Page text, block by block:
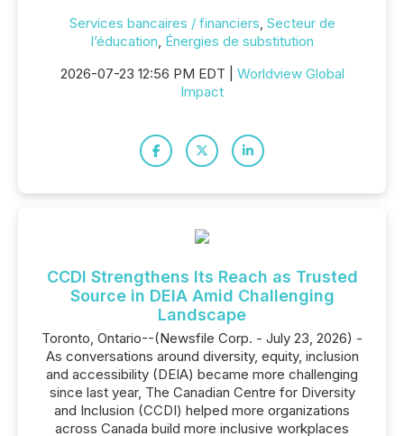
Services bancaires / financiers, Secteur de
l’éducation, Énergies de substitution
2026-07-23 12:56 PM EDT | Worldview Global
Impact
CCDI Strengthens Its Reach as Trusted
Source in DEIA Amid Challenging
Landscape
Toronto, Ontario--(Newsfile Corp. - July 23, 2026) -
As conversations around diversity, equity, inclusion
and accessibility (DEIA) became more challenging
since last year, The Canadian Centre for Diversity
and Inclusion (CCDI) helped more organizations
across Canada build more inclusive workplaces